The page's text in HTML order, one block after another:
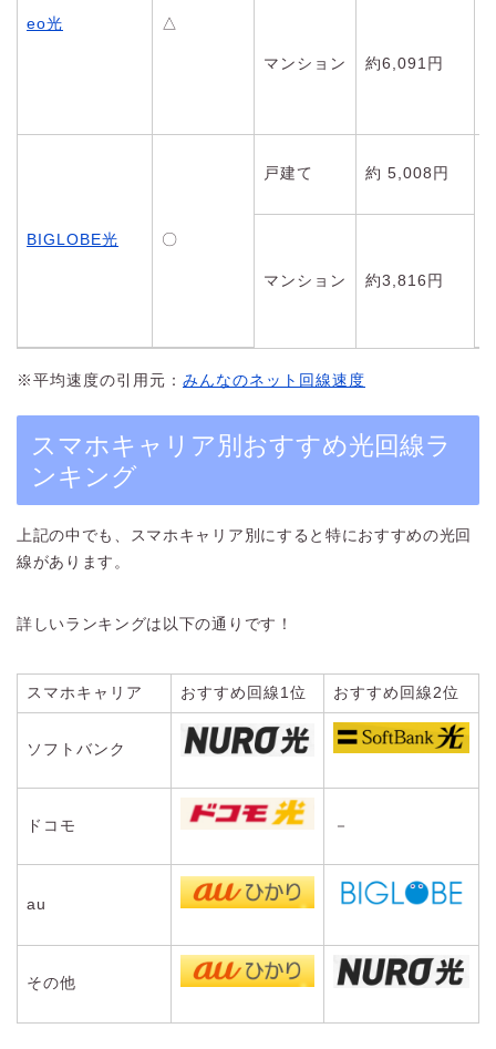
eo光 △
マンション 約6,091円
BIGLOBE光 〇
戸建て 約 5,008円
マンション 約3,816円
※平均速度の引用元： みんなのネット回線速度
スマホキャリア別おすすめ光回線ラ
ンキング
上記の中でも、スマホキャリア別にすると特におすすめの光回
線があります。
詳しいランキングは以下の通りです！
スマホキャリア おすすめ回線1位 おすすめ回線2位
ソフトバンク
ドコモ －
au
その他